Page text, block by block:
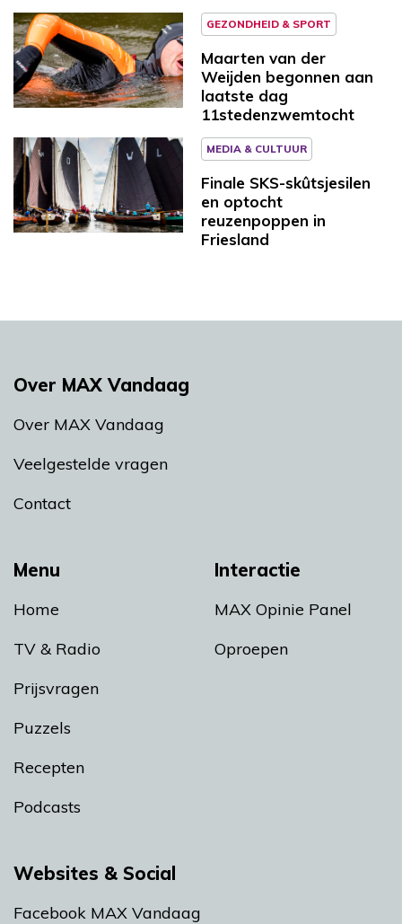
GEZONDHEID & SPORT
Maarten van der
Weijden begonnen aan
laatste dag
11stedenzwemtocht
MEDIA & CULTUUR
Finale SKS-skûtsjesilen
en optocht
reuzenpoppen in
Friesland
Menu
Home
TV & Radio
Prijsvragen
Puzzels
Recepten
Podcasts
Interactie
MAX Opinie Panel
Oproepen
Over MAX Vandaag
Over MAX Vandaag
Veelgestelde vragen
Contact
Websites & Social
Facebook MAX Vandaag